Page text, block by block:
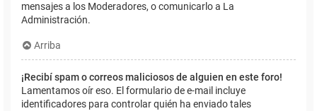
mensajes a los Moderadores, o comunicarlo a La
Administración.
Arriba
¡Recibí spam o correos maliciosos de alguien en este foro!
Lamentamos oír eso. El formulario de e-mail incluye
identificadores para controlar quién ha enviado tales